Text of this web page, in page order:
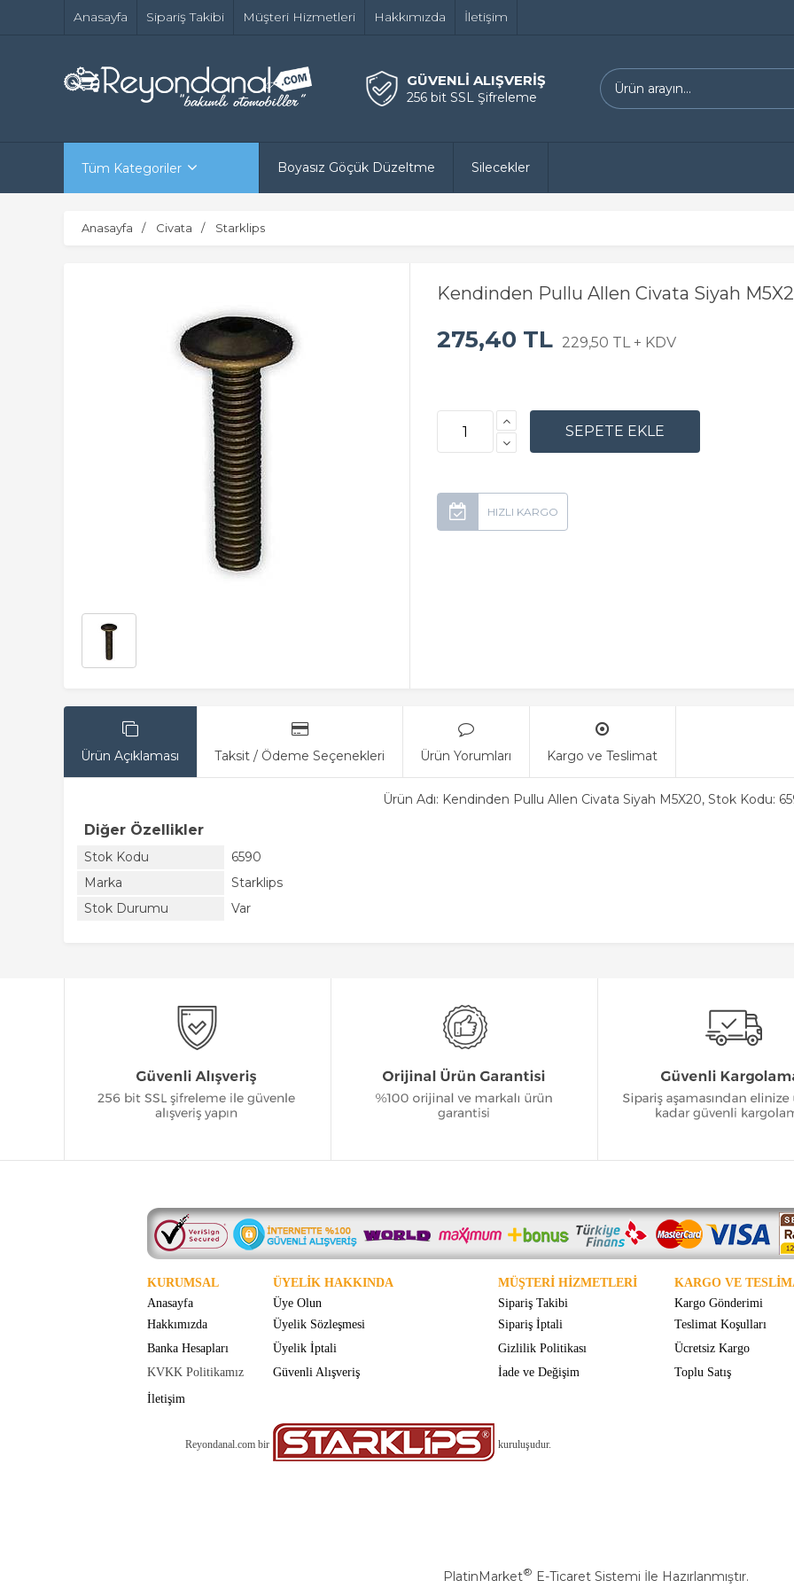
Anasayfa Sipariş Takibi Müşteri Hizmetleri Hakkımızda İletişim
GÜVENLİ ALIŞVERİŞ
256 bit SSL Şifreleme
Tüm Kategoriler Boyasız Göçük Düzeltme Silecekler
Anasayfa Civata Starklips
Kendinden Pullu Allen Civata Siyah
275,40 TL 229,50 TL + KDV
Ürün Açıklaması Taksit / Ödeme Seçenekleri Ürün Yorumları Kargo ve Teslimat
Ürün Adı: Kendinden Pullu Allen Civata Siyah M5X20, Stok Kodu:
Diğer Özellikler
Stok Kodu
6590
Marka
Starklips
Stok Durumu
Var
KURUMSAL ÜYELİK HAKKINDA MÜŞTERİ HİZMETLERİ
KARGO VE
Anasayfa
Üye Olun Sipariş Takibi
Kargo Gönderimi
Hakkımızda
Üyelik Sözleşmesi Sipariş İptali
Teslimat Koşulları
Banka Hesapları
Üyelik İptali Gizlilik Politikası
Ücretsiz Kargo
KVKK Politikamız
Güvenli Alışveriş İade ve Değişim
Toplu Satış
İletişim
Reyondanal.com bir kuruluşudur.
PlatinMarket® E-Ticaret Sistemi İle Hazırlanmıştır.